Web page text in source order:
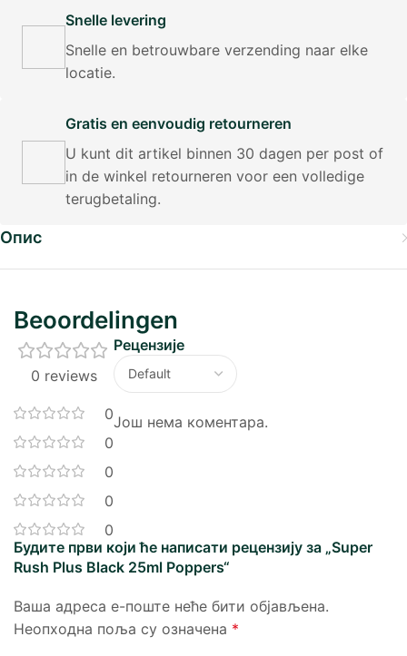
Snelle levering
Snelle en betrouwbare verzending naar elke
locatie.
Gratis en eenvoudig retourneren
U kunt dit artikel binnen 30 dagen per post of
in de winkel retourneren voor een volledige
terugbetaling.
Опис
Beoordelingen
0 reviews
0
0
0
0
0
Рецензије
Још нема коментара.
Будите први који ће написати рецензију за „Super
Rush Plus Black 25ml Poppers“
Ваша адреса е-поште неће бити објављена.
Неопходна поља су означена *